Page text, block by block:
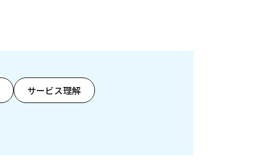
サービス理解